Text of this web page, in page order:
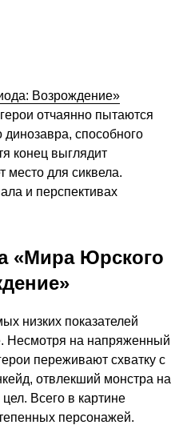
Возрождение»
отчаянно пытаются
динозавра, способного
конец выглядит
место для сиквела.
и перспективах
«Мира Юрского
низких показателей
Несмотря на напряженный
переживают схватку с
отвлекший монстра на
Всего в картине
персонажей.